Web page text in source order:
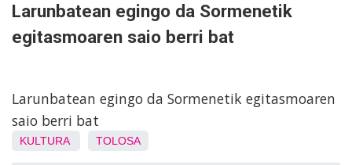
Larunbatean egingo da Sormenetik
egitasmoaren saio berri bat
Larunbatean egingo da Sormenetik egitasmoaren
saio berri bat
KULTURA TOLOSA